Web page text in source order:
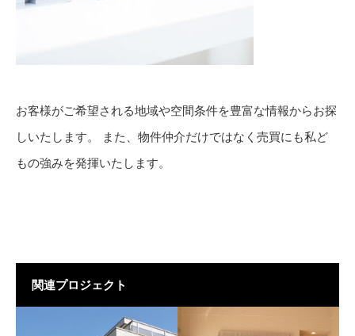
お客様がご希望される地域や空間条件を豊富な情報からお探
しいたします。 また、物件仲介だけではなく売買にも私ど
もの強みを発揮いたします。
関連プロジェクト